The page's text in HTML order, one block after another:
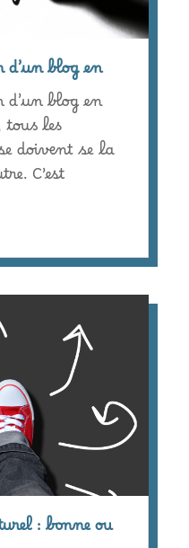
d’un blog en
d’un blog en
tous les
doivent se la
C’est
: bonne ou